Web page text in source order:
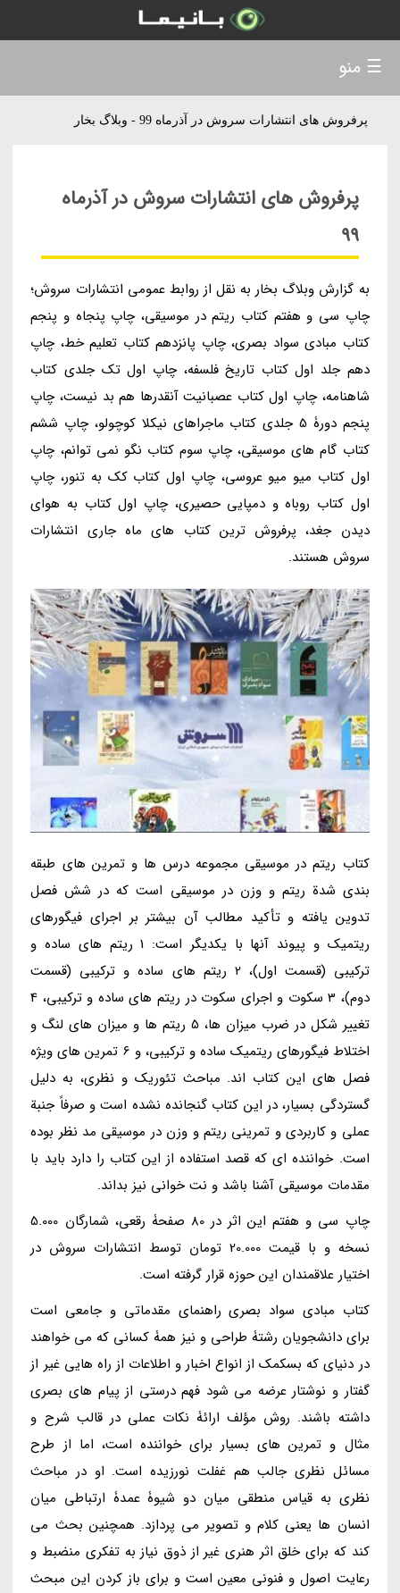
پرفروش های انتشارات سروش در آذرماه 99 - وبلاگ بخار
پرفروش های انتشارات سروش در آذرماه
99
به گزارش وبلاگ بخار به نقل از روابط عمومی انتشارات سروش؛
چاپ سی و هفتم کتاب ریتم در موسیقی، چاپ پنجاه و پنجم
کتاب مبادی سواد بصری، چاپ پانزدهم کتاب تعلیم خط، چاپ
دهم جلد اول کتاب تاریخ فلسفه، چاپ اول تک جلدی کتاب
شاهنامه، چاپ اول کتاب عصبانیت آنقدرها هم بد نیست، چاپ
پنجم دورۀ 5 جلدی کتاب ماجراهای نیکلا کوچولو، چاپ ششم
کتاب گام های موسیقی، چاپ سوم کتاب نگو نمی توانم، چاپ
اول کتاب میو میو عروسی، چاپ اول کتاب کک به تنور، چاپ
اول کتاب روباه و دمپایی حصیری، چاپ اول کتاب به هوای
دیدن جغد، پرفروش ترین کتاب های ماه جاری انتشارات
سروش هستند.
کتاب ریتم در موسیقی مجموعه درس ها و تمرین های طبقه
بندی شدة ریتم و وزن در موسیقی است که در شش فصل
تدوین یافته و تأکید مطالب آن بیشتر بر اجرای فیگورهای
ریتمیک و پیوند آنها با یکدیگر است: 1 ریتم های ساده و
ترکیبی (قسمت اول)، 2 ریتم های ساده و ترکیبی (قسمت
دوم)، 3 سکوت و اجرای سکوت در ریتم های ساده و ترکیبی، 4
تغییر شکل در ضرب میزان ها، 5 ریتم ها و میزان های لنگ و
اختلاط فیگورهای ریتمیک ساده و ترکیبی، و 6 تمرین های ویژه
فصل های این کتاب اند. مباحث تئوریک و نظری، به دلیل
گستردگی بسیار، در این کتاب گنجانده نشده است و صرفاً جنبة
عملی و کاربردی و تمرینی ریتم و وزن در موسیقی مد نظر بوده
است. خواننده ای که قصد استفاده از این کتاب را دارد باید با
مقدمات موسیقی آشنا باشد و نت خوانی نیز بداند.
چاپ سی و هفتم این اثر در 80 صفحۀ رقعی، شمارگان 5.000
نسخه و با قیمت 20.000 تومان توسط انتشارات سروش در
اختیار علاقمندان این حوزه قرار گرفته است.
کتاب مبادی سواد بصری راهنمای مقدماتی و جامعی است
برای دانشجویان رشتۀ طراحی و نیز همۀ کسانی که می خواهند
در دنیای که بسکمک از انواع اخبار و اطلاعات از راه هایی غیر از
گفتار و نوشتار عرضه می شود فهم درستی از پیام های بصری
داشته باشند. روش مؤلف ارائۀ نکات عملی در قالب شرح و
مثال و تمرین های بسیار برای خواننده است، اما از طرح
مسائل نظری جالب هم غفلت نورزیده است. او در مباحث
نظری به قیاس منطقی میان دو شیوۀ عمدۀ ارتباطی میان
انسان ها یعنی کلام و تصویر می پردازد. همچنین بحث می
کند که برای خلق اثر هنری غیر از ذوق نیاز به تفکری منضبط و
رعایت اصول و فنونی معین است و برای باز کردن این مبحث
☰ منو